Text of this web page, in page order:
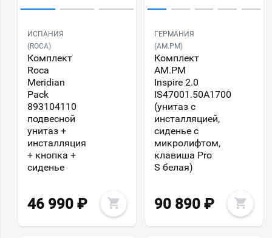
ИСПАНИЯ
(ROCA)
Комплект
Roca
Meridian
Pack
893104110
подвесной
унитаз +
инсталляция
+ кнопка +
сиденье
46 990 ₽
ГЕРМАНИЯ
(AM.PM)
Комплект
AM.PM
Inspire 2.0
IS47001.50A1700
(унитаз с
инсталляцией,
сиденье с
микролифтом,
клавиша Pro
S белая)
90 890 ₽